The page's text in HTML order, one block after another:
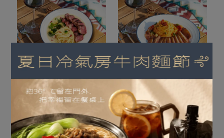
你在豐富口味中，隨選搭配
出獨一無二的絕妙義大利麵
【義大利麵】煙燻培根蛋
奶醬BOX
NT$259NT$329
加入購物車
你在豐富口味中，隨選搭配
出獨一無二的絕妙義大利麵
【義大利麵】百菇番茄粉
紅醬BOX
NT$259NT$329
加入購物車